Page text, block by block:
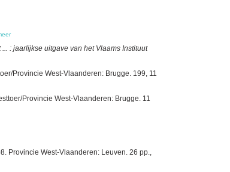
... : jaarlijkse uitgave van het Vlaams Instituut
Provincie West-Vlaanderen: Brugge. 199, 11
Provincie West-Vlaanderen: Brugge. 11
Provincie West-Vlaanderen: Leuven. 26 pp.,